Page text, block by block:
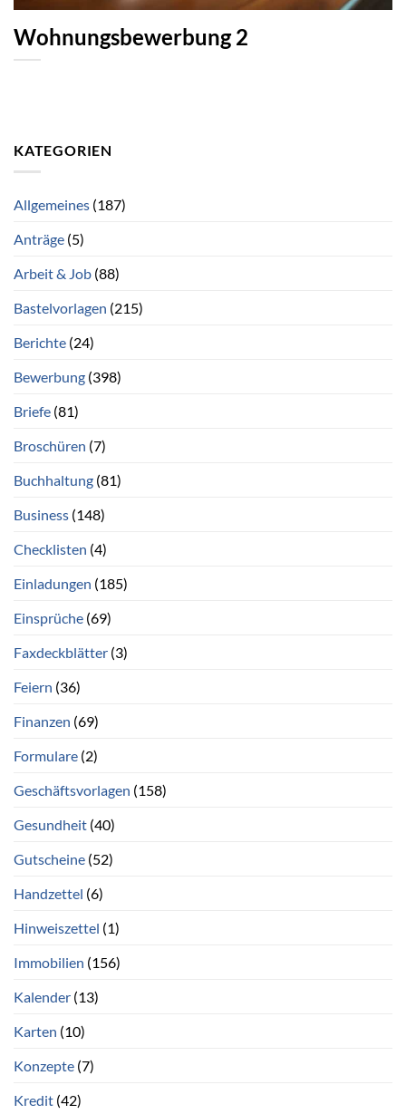
Wohnungsbewerbung 2
KATEGORIEN
Allgemeines (187)
Anträge (5)
Arbeit & Job (88)
Bastelvorlagen (215)
Berichte (24)
Bewerbung (398)
Briefe (81)
Broschüren (7)
Buchhaltung (81)
Business (148)
Checklisten (4)
Einladungen (185)
Einsprüche (69)
Faxdeckblätter (3)
Feiern (36)
Finanzen (69)
Formulare (2)
Geschäftsvorlagen (158)
Gesundheit (40)
Gutscheine (52)
Handzettel (6)
Hinweiszettel (1)
Immobilien (156)
Kalender (13)
Karten (10)
Konzepte (7)
Kredit (42)